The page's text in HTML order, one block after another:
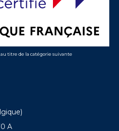
titre de la catégorie suivante
A